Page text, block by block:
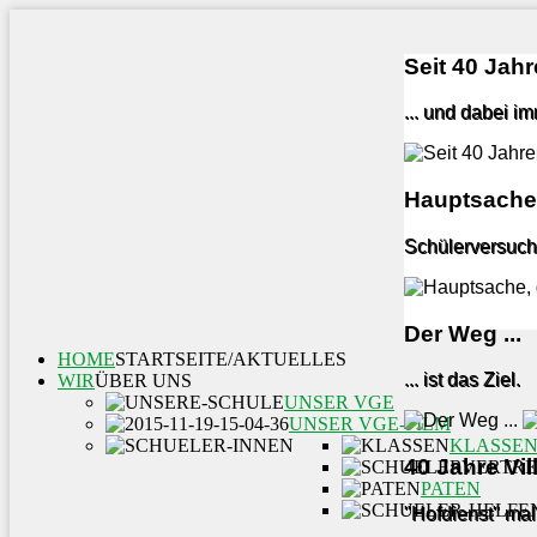
Seit 40
... und dabei
Der Weg ...
... ist das Ziel.
40 Jahre
"Hofdienst"
HOMESTARTSEITE/AKTUELLES
WIRÜBER UNS
UNSER VGE
UNSER VGE-FILM
KLASSEN
PATEN